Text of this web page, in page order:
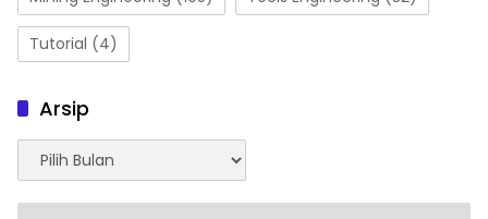
Tutorial (4)
Arsip
Arsip